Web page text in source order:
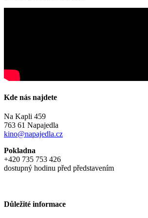
Kde nás najdete
Na Kapli 459
763 61 Napajedla
kino@napajedla.cz
Pokladna
+420 735 753 426
dostupný hodinu před představením
Důležité informace